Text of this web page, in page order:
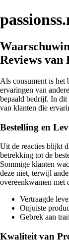
Reviews van
Als consument is het
ervaringen van
bepaald bedrijf. In dit
van klanten die
Bestelling en
Uit de reacties blijkt
betrekking tot de
Sommige klanten
deze niet, terwijl
overeenkwamen met
Vertraagde
Onjuiste
Gebrek aan
Kwaliteit van